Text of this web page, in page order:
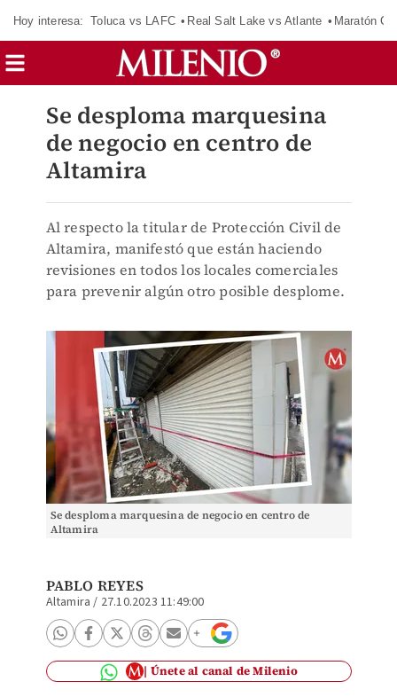
Hoy interesa: Toluca vs LAFC Real Salt Lake vs Atlante Maratón
Se desploma marquesina
de negocio en centro de
Altamira
Al respecto la titular de Protección Civil de
Altamira, manifestó que están haciendo
revisiones en todos los locales comerciales
para prevenir algún otro posible desplome.
Se desploma marquesina de negocio en centro de
Altamira
PABLO REYES
Altamira / 27.10.2023 11:49:00
Únete al canal de Milenio